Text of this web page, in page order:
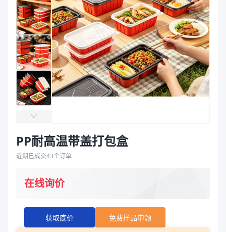
SE53
热收缩
袋
拉伸膜
商品图片
PP耐高温带盖打包盒
近期已成交43个订单
在线询价
获取底价 免费样品申领